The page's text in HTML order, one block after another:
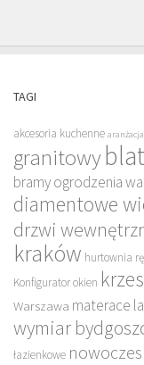
TAGI
akcesoria kuchenne
granitowy
bramy ogrodzenia
diamentowe
drzwi
kraków hurtownia
Konfigurator okien
Warszawa materace
wymiar
łazienkowe